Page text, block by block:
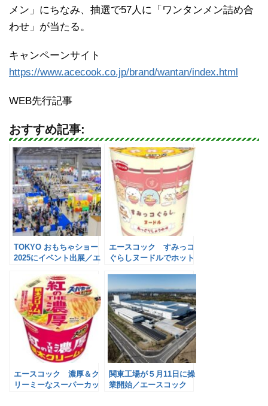
メン」にちなみ、抽選で57人に「ワンタンメン詰め合
わせ」が当たる。
キャンペーンサイト
https://www.acecook.co.jp/brand/wantan/index.html
WEB先行記事
おすすめ記事:
TOKYO おもちゃショー
2025にイベント出展／エ
エースコック すみっコ
ぐらしヌードルでホット
エースコック 濃厚＆ク
リーミーなスーパーカッ
関東工場が５月11日に操
業開始／エースコック